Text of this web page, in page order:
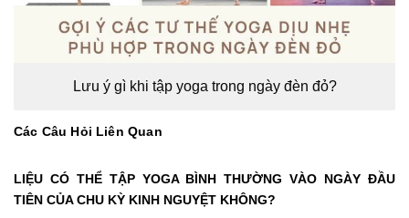
Lưu ý gì khi tập yoga trong ngày đèn đỏ?
Các Câu Hỏi Liên Quan
LIỆU CÓ THỂ TẬP YOGA BÌNH THƯỜNG VÀO NGÀY ĐẦU
TIÊN CỦA CHU KỲ KINH NGUYỆT KHÔNG?